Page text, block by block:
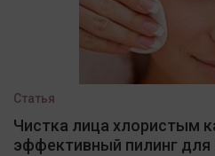
Статья
Чистка лица хлористым
эффективный пилинг